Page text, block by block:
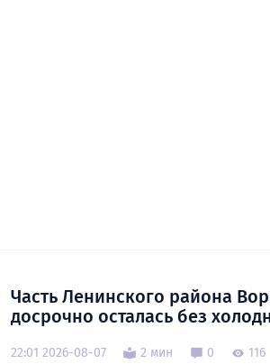
Часть Ленинского района
досрочно осталась без
22:01 2026-08-07 2 мин 0 116